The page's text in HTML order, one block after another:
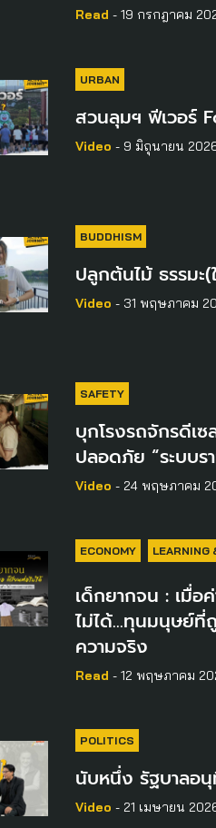
Read - 19 กรกฎาคม
URBAN
สวนลุมฯ ฟีเวอร์
Video - 9 มิถุนายน
BUDDHISM
ปลูกต้นไม้ ธรรมะ(
Video - 31 พฤษภาคม
SAFETY
บุกโรงรถจักรดีเ
ปลอดภัย “ระบบร
Video - 24 พฤษภาคม
ECONOMY LEARNING
เด็กยากจน : เมื่อ
ไม่ได้…ทุนมนุษย์ที่
ความจริง
Read - 12 พฤษภาคม
POLITICS
นับหนึ่ง รัฐบาลอ
Video - 21 เมษายน